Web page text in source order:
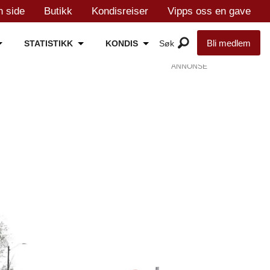
side Butikk Kondisreiser Vipps oss en gave
STATISTIKK KONDIS Bli medlem
ANNONSE